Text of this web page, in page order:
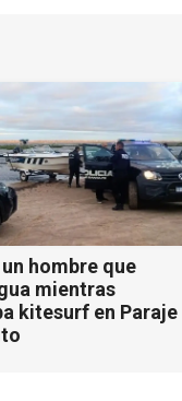
hombre que
mientras
kitesurf en Paraje